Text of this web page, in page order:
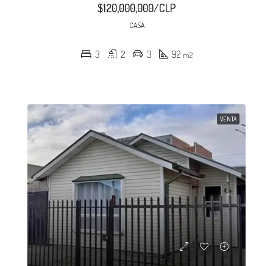
$120,000,000/CLP
CASA
3 2 3 92 m2
VENTA